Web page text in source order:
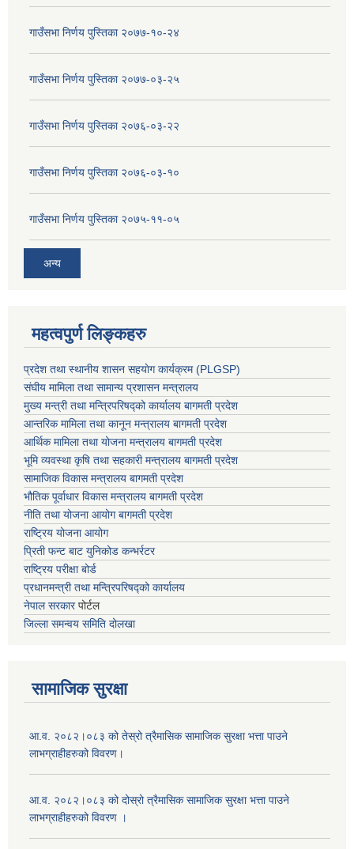
गाउँसभा निर्णय पुस्तिका २०७७-१०-२४
गाउँसभा निर्णय पुस्तिका २०७७-०३-२५
गाउँसभा निर्णय पुस्तिका २०७६-०३-२२
गाउँसभा निर्णय पुस्तिका २०७६-०३-१०
गाउँसभा निर्णय पुस्तिका २०७५-११-०५
अन्य
महत्वपुर्ण लिङ्कहरु
प्रदेश तथा स्थानीय शासन सहयाेग कार्यक्रम (PLGSP)
संघीय मामिला तथा सामान्य प्रशासन मन्त्रालय
मुख्य मन्त्री तथा मन्त्रिपरिषद्को कार्यालय बागमती प्रदेश
आन्तरिक मामिला तथा कानून मन्त्रालय बागमती प्रदेश
आर्थिक मामिला तथा योजना मन्त्रालय बागमती प्रदेश
भूमि व्यवस्था कृषि तथा सहकारी मन्त्रालय बागमती प्रदेश
सामाजिक विकास मन्त्रालय बागमती प्रदेश
भौतिक पूर्वाधार विकास मन्त्रालय बागमती प्रदेश
नीति तथा योजना आयोग बागमती प्रदेश
राष्ट्रिय योजना आयोग
प्रिती फन्ट बाट युनिकोड कन्भर्रटर
राष्ट्रिय परीक्षा बोर्ड
प्रधानमन्त्री तथा मन्त्रिपरिषद्को कार्यालय
नेपाल सरकारपोर्टल
जिल्ला समन्वय समिति दोलखा
सामाजिक सुरक्षा
आ.व. २०८२।०८३ को तेस्रो त्रैमासिक सामाजिक सुरक्षा भत्ता पाउने
लाभग्राहीहरुको विवरण।
आ.व. २०८२।०८३ को दोस्रो त्रैमासिक सामाजिक सुरक्षा भत्ता पाउने
लाभग्राहीहरुको विवरण ।